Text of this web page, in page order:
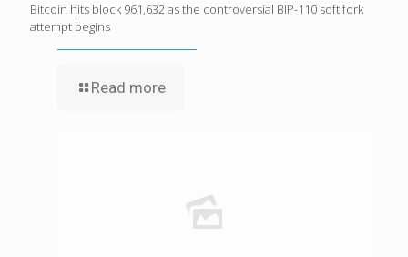
Bitcoin hits block 961,632 as the controversial BIP-110 soft fork
attempt begins
Read more